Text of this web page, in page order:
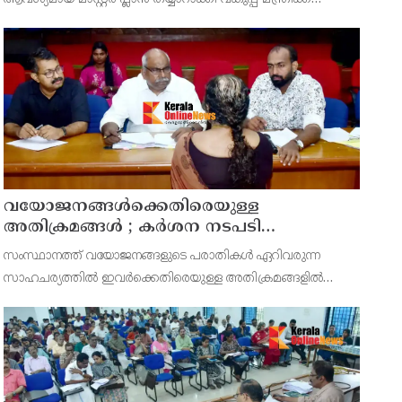
അറിയിച്ചു. ഡിപ്പോയ്ക്ക് നാല് ഏക്കറിൽ അധികം വരുന്ന
സ്ഥലമുണ്ട്
വയോജനങ്ങൾക്കെതിരെയുള്ള
അതിക്രമങ്ങൾ ; കർശന നടപടി
സ്വീകരിക്കുമെന്ന് കമ്മീഷൻ
സംസ്ഥാനത്ത് വയോജനങ്ങളുടെ പരാതികൾ ഏറിവരുന്ന
സാഹചര്യത്തിൽ ഇവർക്കെതിരെയുള്ള അതിക്രമങ്ങളിൽ
ചെയർമാൻ അഡ്വ. കെ. സോമപ്രസാദ്.